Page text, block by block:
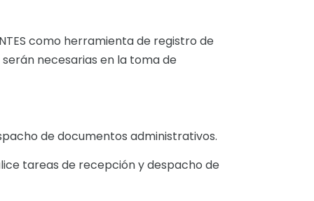
como herramienta de registro de
necesarias en la toma de
de documentos administrativos.
tareas de recepción y despacho de